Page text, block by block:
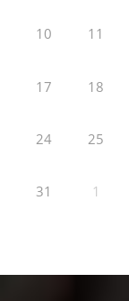
10 11
17 18
24 25
31 1